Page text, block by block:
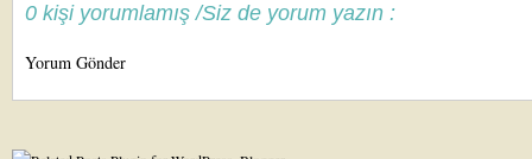
0 kişi yorumlamış /Siz de yorum yazın :
Yorum Gönder